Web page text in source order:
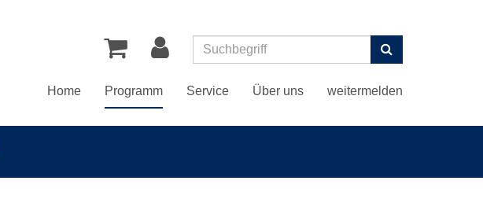
Suchen
Home Programm Service Über uns weitermelden